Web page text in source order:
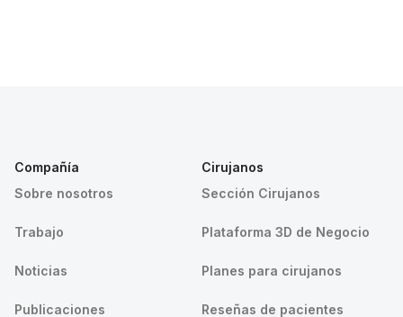
Compañía
Sobre nosotros
Trabajo
Noticias
Publicaciones
Cirujanos
Sección Cirujanos
Plataforma 3D de Negocio
Planes para cirujanos
Reseñas de pacientes